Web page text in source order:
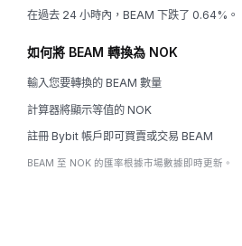
在過去 24 小時內，BEAM 下跌了 0.64%。
如何將 BEAM 轉換為 NOK
輸入您要轉換的 BEAM 數量
計算器將顯示等值的 NOK
註冊 Bybit 帳戶即可買賣或交易 BEAM
BEAM 至 NOK 的匯率根據市場數據即時更新。